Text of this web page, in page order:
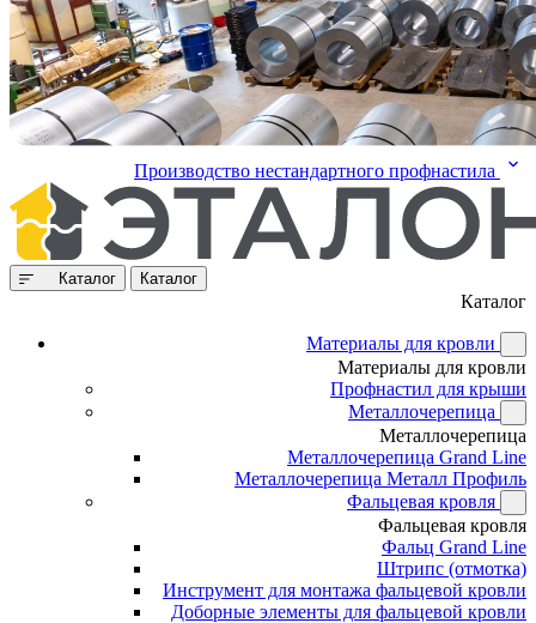
Производство нестандартного профнастила
Каталог Каталог
Каталог
Материалы для кровли
Материалы для кровли
Профнастил для крыши
Металлочерепица
Металлочерепица
Металлочерепица Grand Line
Металлочерепица Металл Профиль
Фальцевая кровля
Фальцевая кровля
Фальц Grand Line
Штрипс (отмотка)
Инструмент для монтажа фальцевой кровли
Доборные элементы для фальцевой кровли